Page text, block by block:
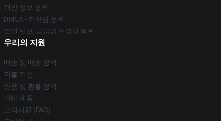
개인 정보 정책
DMCA - 저작권 정책
모델 번호: 공급망 투명성 행위
우리의 지원
배송 및 배송 정책
지불 기간
반품 및 환불 정책
기타 제품
고객지원 (FAQ)